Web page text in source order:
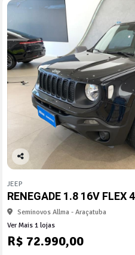
Co
arti
lhe
JEEP
RENEGADE 1.8 16V FLEX
Seminovos Allma - Araçatuba
Ver Mais 1 lojas
R$ 72.990,00